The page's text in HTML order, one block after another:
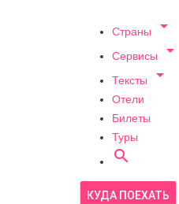
Страны 
Сервисы 
Тексты 
Отели
Билеты
Туры

КУДА ПОЕХАТЬ